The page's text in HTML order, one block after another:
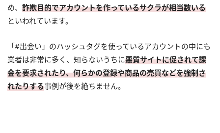
め、 詐欺目的でアカウントを作っているサクラが相当数いる
といわれています。
「#出会い」のハッシュタグを使っているアカウントの中にも
業者は非常に多く、知らないうちに悪質サイトに促されて課
金を要求されたり、何らかの登録や商品の売買などを強制さ
れたりする事例が後を絶ちません。